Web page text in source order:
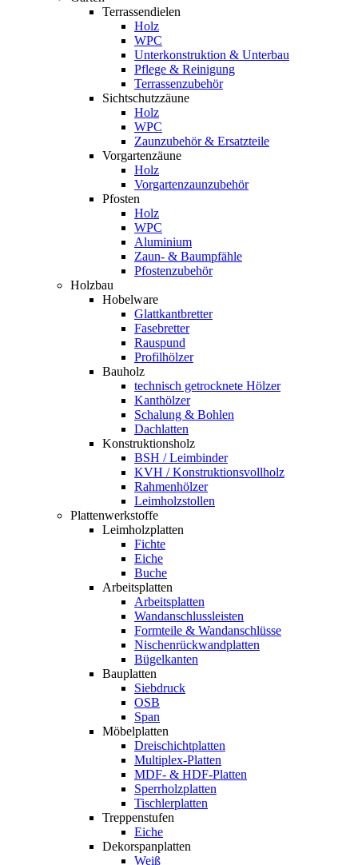
Terrassendielen
Holz
WPC
Unterkonstruktion & Unterbau
Pflege & Reinigung
Terrassenzubehör
Sichtschutzzäune
Holz
WPC
Zaunzubehör & Ersatzteile
Vorgartenzäune
Holz
Vorgartenzaunzubehör
Pfosten
Holz
WPC
Aluminium
Zaun- & Baumpfähle
Pfostenzubehör
Holzbau
Hobelware
Glattkantbretter
Fasebretter
Rauspund
Profilhölzer
Bauholz
technisch getrocknete Hölzer
Kanthölzer
Schalung & Bohlen
Dachlatten
Konstruktionsholz
BSH / Leimbinder
KVH / Konstruktionsvollholz
Rahmenhölzer
Leimholzstollen
Plattenwerkstoffe
Leimholzplatten
Fichte
Eiche
Buche
Arbeitsplatten
Arbeitsplatten
Wandanschlussleisten
Formteile & Wandanschlüsse
Nischenrückwandplatten
Bügelkanten
Bauplatten
Siebdruck
OSB
Span
Möbelplatten
Dreischichtplatten
Multiplex-Platten
MDF- & HDF-Platten
Sperrholzplatten
Tischlerplatten
Treppenstufen
Eiche
Dekorspanplatten
Weiß